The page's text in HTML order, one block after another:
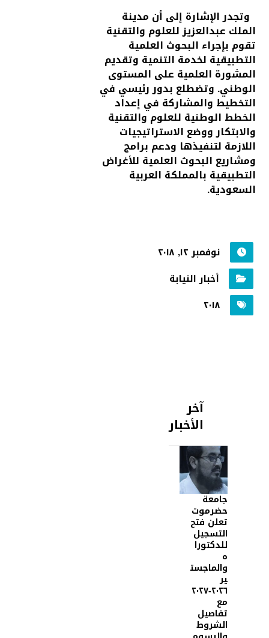
وتجدر الإشارة إلى أن مدينة
الملك عبدالعزيز للعلوم والتقنية
تقوم بإجراء البحوث العلمية
التطبيقية لخدمة التنمية وتقديم
المشورة العلمية على المستوى
الوطني. وتضطلع بدور رئيسي في
التخطيط والمشاركة في إعداد
الخطط الوطنية للعلوم والتقنية
والابتكار ووضع الاستراتيجيات
اللازمة لتنفيذها ودعم برامج
ومشاريع البحوث العلمية للأغراض
التطبيقية بالمملكة العربية
السعودية.
نوفمبر ١٢, ٢٠١٨
أخبار النيابة
٢٠١٨
آخر
الأخبار
جامعة
حضرموت
تعلن فتح
التسجيل
للدكتورا
ه
والماجست
ير
٢٠٢٦-٢٠٢٧
مع
تفاصيل
الشروط